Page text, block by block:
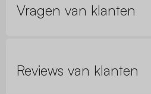
Vragen van klanten
Reviews van klanten